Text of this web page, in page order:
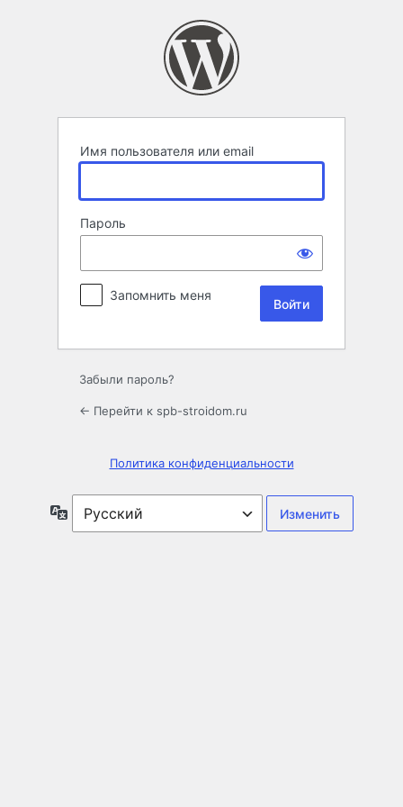
Имя пользователя или email
Пароль
Запомнить меня
Забыли пароль?
← Перейти к spb-stroidom.ru
Политика конфиденциальности
Язык